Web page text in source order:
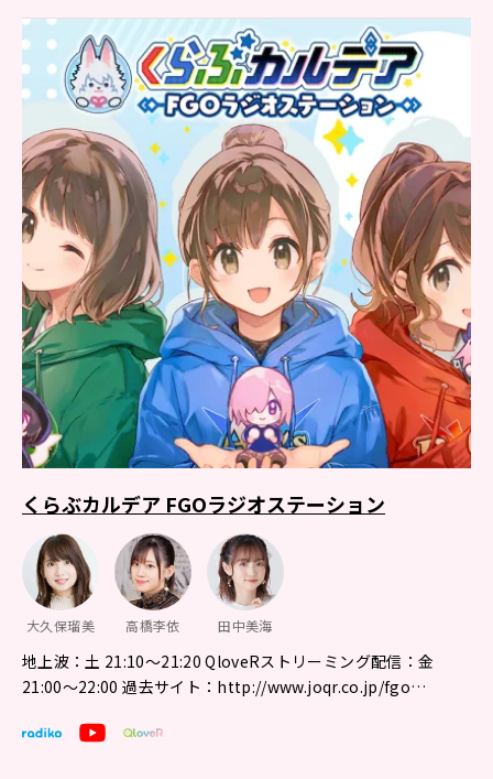
くらぶカルデア FGOラジオステーション
大久保瑠美 高橋李依 田中美海
地上波：土 21:10～21:20 QloveRストリーミング配信：金
21:00〜22:00 過去サイト：http://www.joqr.co.jp/fgo…